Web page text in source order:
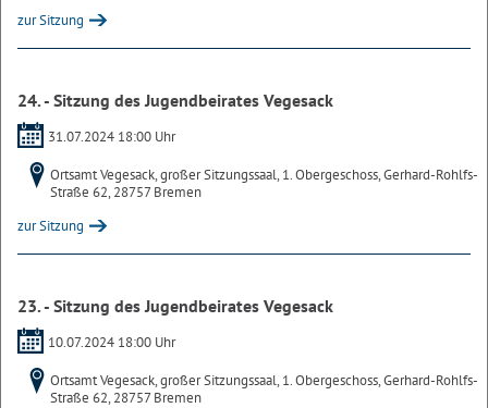
zur Sitzung
24. - Sitzung des Jugendbeirates Vegesack
31.07.2024 18:00 Uhr
Ortsamt Vegesack, großer Sitzungssaal, 1. Obergeschoss, Gerhard-Rohlfs-
Straße 62, 28757 Bremen
zur Sitzung
23. - Sitzung des Jugendbeirates Vegesack
10.07.2024 18:00 Uhr
Ortsamt Vegesack, großer Sitzungssaal, 1. Obergeschoss, Gerhard-Rohlfs-
Straße 62, 28757 Bremen